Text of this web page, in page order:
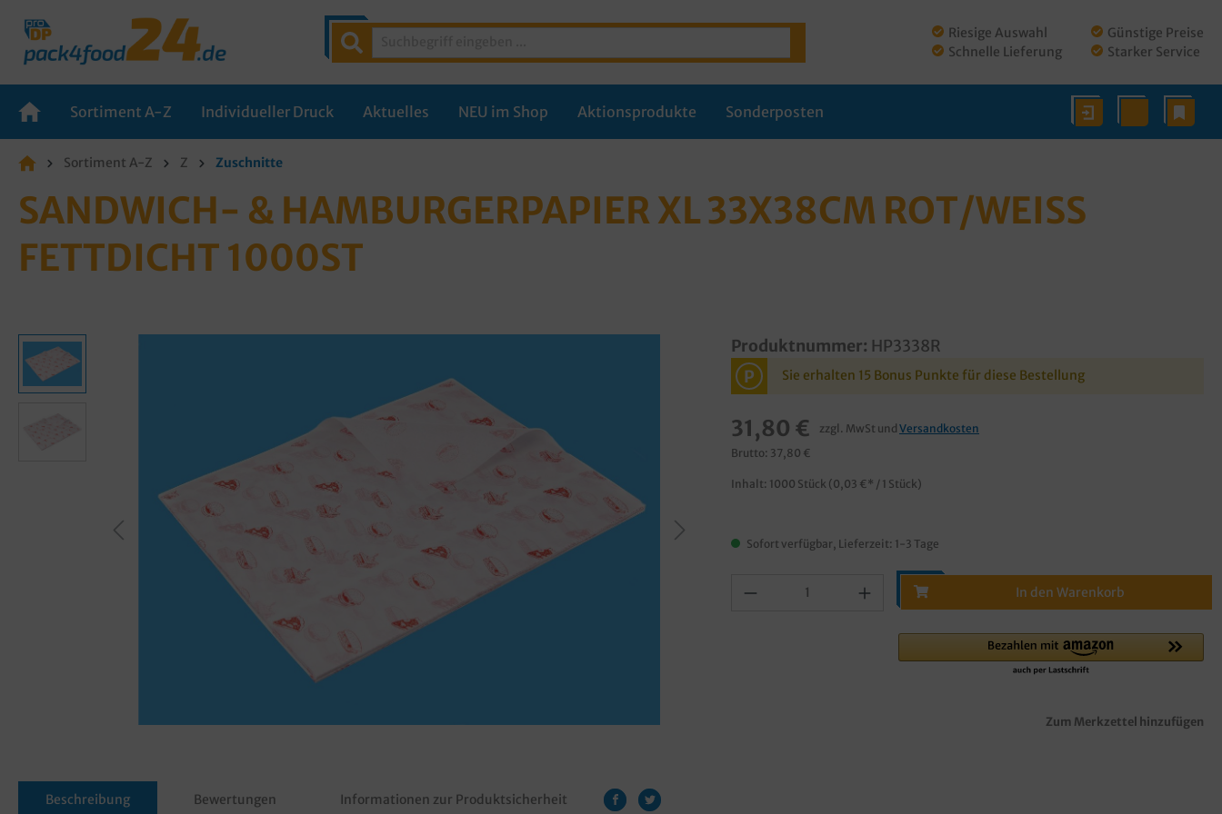
Riesige Auswahl
Schnelle Lieferung
Günstige Preise
Starker Service
Sortiment A-Z Individueller Druck Aktuelles NEU im Shop Aktionsprodukte Sonderposten
Sortiment A-Z Z Zuschnitte
SANDWICH- & HAMBURGERPAPIER XL 33X38CM ROT/WEISS F
ETTDICHT 1000ST
Produktnummer: HP3338R
P Sie erhalten 15 Bonus Punkte für diese Bestellung
31,80 € zzgl. MwSt und Versandkosten
Brutto: 37,80 €
Inhalt: 1000 Stück (0,03 €* / 1 Stück)
Sofort verfügbar, Lieferzeit: 1-3 Tage
In den Warenkorb
Zum Merkzettel hinzufügen
Beschreibung Bewertungen Informationen zur Produktsicherheit